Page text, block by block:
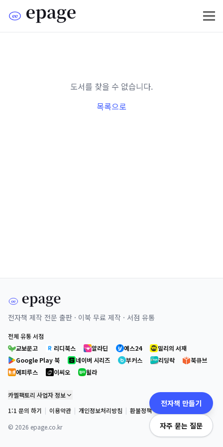
도서를 찾을 수 없습니다.
목록으로
전자책 제작 전문 출판 · 이북 무료 제작 · 서점 유통
전체 유통 서점
교보문고
리디북스 알라딘 예스24
밀리의 서재
Google Play 북
네이버 시리즈 부커스 리딩락
북큐브
에피루스
이씨오 윌라
카멜팩토리 사업자 정보
1:1 문의 하기 | 이용약관 | 개인정보처리방침 | 환불정책
© 2026 epage.co.kr
전자책 만들기
자주 묻는 질문